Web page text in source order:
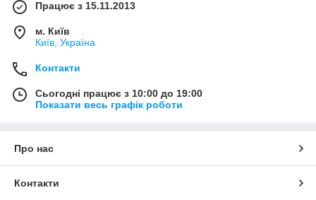
Працює з 15.11.2013
м. Київ
Київ, Україна
Контакти
Сьогодні працює з 10:00 до 19:00
Показати весь графік роботи
Про нас
Контакти